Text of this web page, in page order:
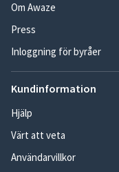
Om Awaze
Press
Inloggning för byråer
Kundinformation
Hjälp
Värt att veta
Användarvillkor